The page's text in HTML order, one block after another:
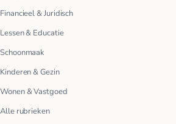
Financieel & Juridisch
Lessen & Educatie
Schoonmaak
Kinderen & Gezin
Wonen & Vastgoed
Alle rubrieken